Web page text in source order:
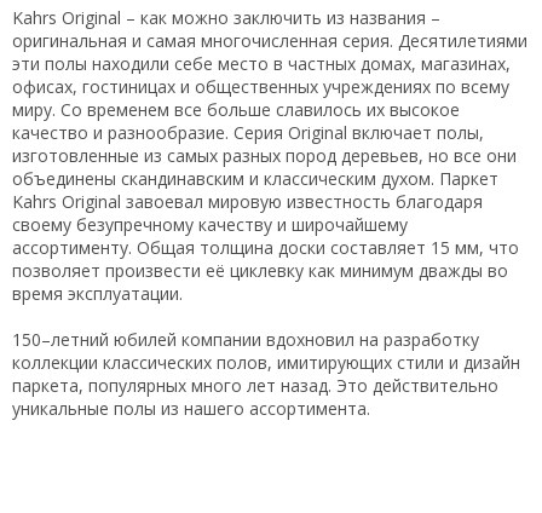
Kahrs Original – как можно заключить из названия –
оригинальная и самая многочисленная серия. Десятилетиями
эти полы находили себе место в частных домах, магазинах,
офисах, гостиницах и общественных учреждениях по всему
миру. Со временем все больше славилось их высокое
качество и разнообразие. Серия Original включает полы,
изготовленные из самых разных пород деревьев, но все они
объединены скандинавским и классическим духом. Паркет
Kahrs Original завоевал мировую известность благодаря
своему безупречному качеству и широчайшему
ассортименту. Общая толщина доски составляет 15 мм, что
позволяет произвести её циклевку как минимум дважды во
время эксплуатации.
150–летний юбилей компании вдохновил на разработку
коллекции классических полов, имитирующих стили и дизайн
паркета, популярных много лет назад. Это действительно
уникальные полы из нашего ассортимента.